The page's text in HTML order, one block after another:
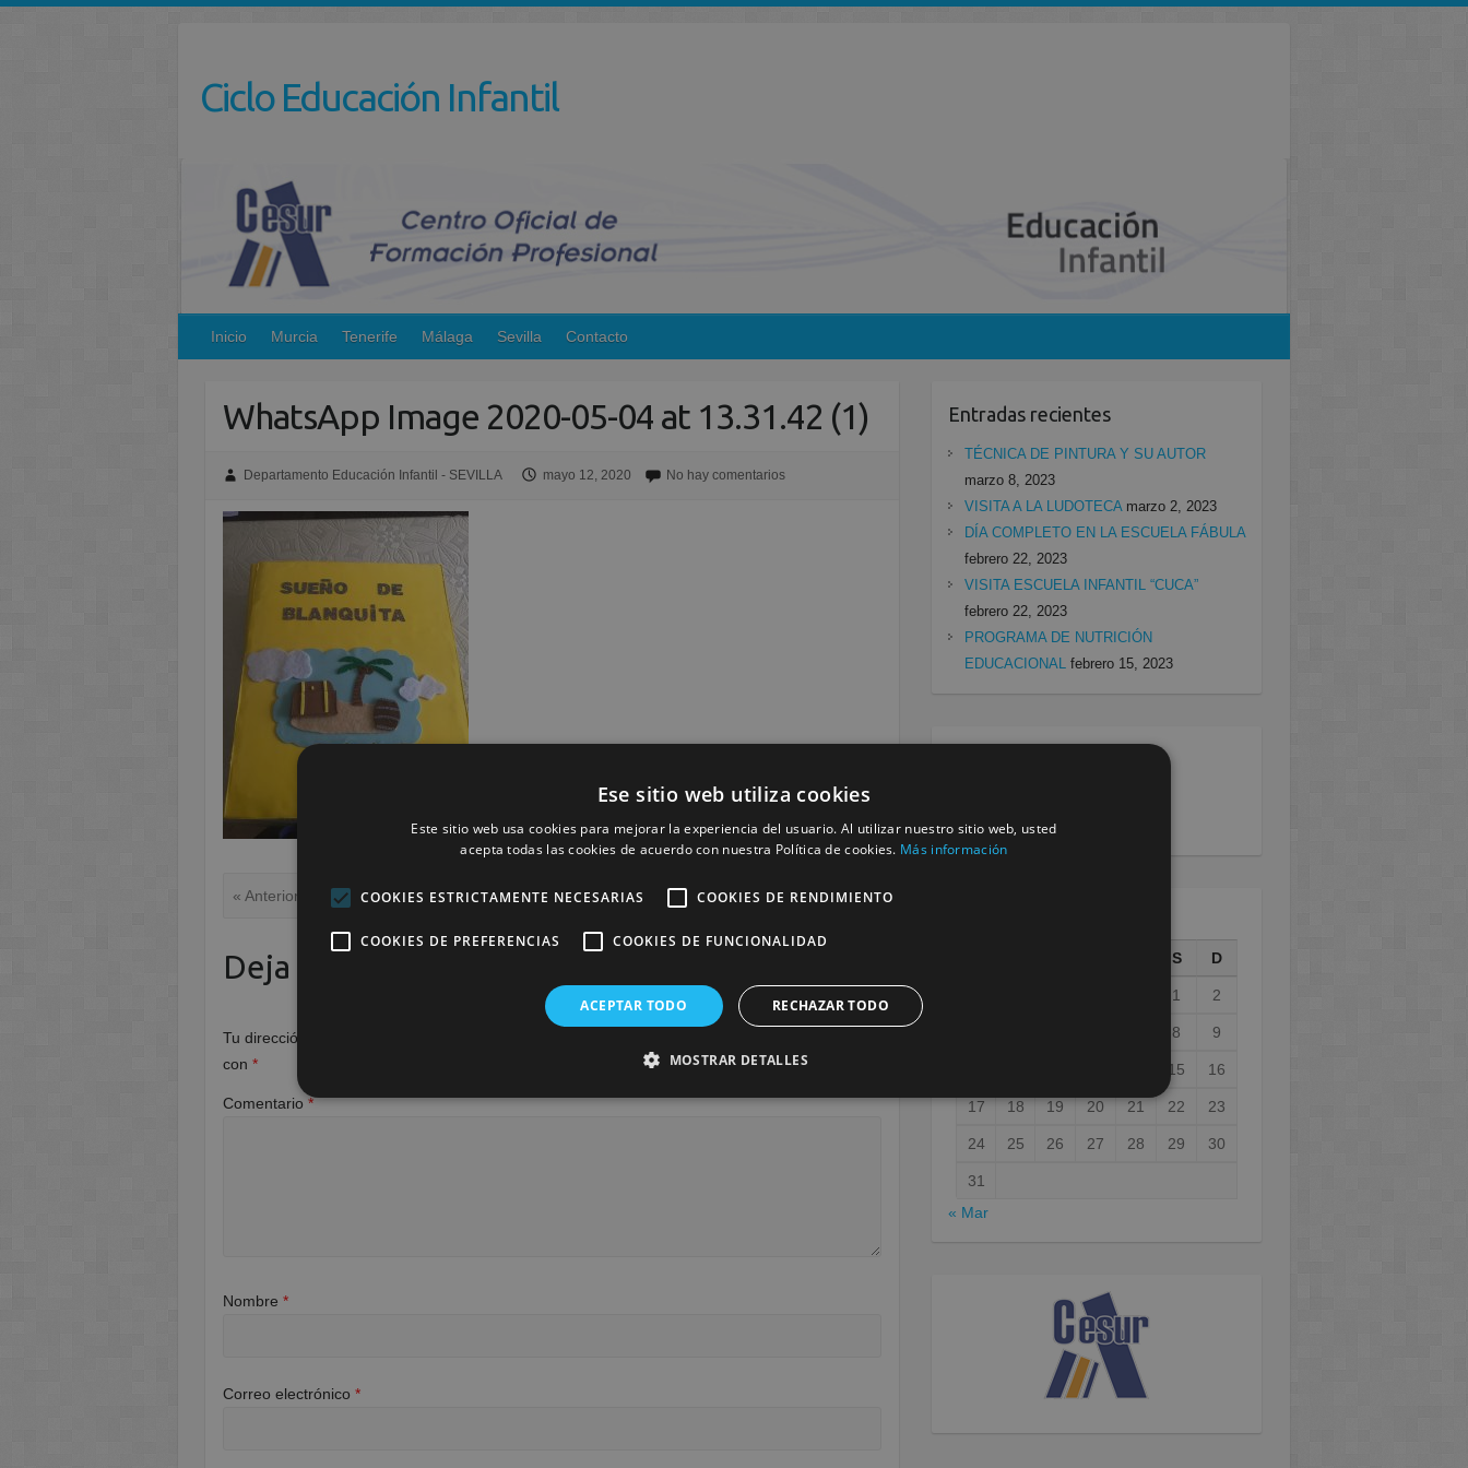
Ciclo Educación Infantil
Inicio Murcia Tenerife Málaga Sevilla Contacto
WhatsApp Image 2020-05-04 at 13.31.42 (1)
Departamento Educación Infantil - SEVILLA mayo 12, 2020 No hay comentarios
« Anterior Siguiente »
Deja una respuesta
Tu dirección de correo electrónico no será publicada.
con*
Comentario*
Nombre*
Correo electrónico*
Entradas recientes
TÉCNICA DE PINTURA Y SU AUTOR
marzo 8, 2023
VISITA A LA LUDOTECA marzo 2, 2023
DÍA COMPLETO EN LA ESCUELA FÁBULA
febrero 22, 2023
VISITA ESCUELA INFANTIL “CUCA”
febrero 22, 2023
PROGRAMA DE NUTRICIÓN
EDUCACIONAL febrero 15, 2023
Sevilla(199)
S D
1 2
8 9
15 16
17 18 19 20 21 22 23
24 25 26 27 28 29 30
31
« Mar
Ese sitio web utiliza cookies
Este sitio web usa cookies para mejorar la experiencia del usuario. Al utilizar nuestro sitio web, usted
acepta todas las cookies de acuerdo con nuestra Política de cookies. Más información
COOKIES ESTRICTAMENTE NECESARIAS COOKIES DE RENDIMIENTO
COOKIES DE PREFERENCIAS COOKIES DE FUNCIONALIDAD
ACEPTAR TODO RECHAZAR TODO
MOSTRAR DETALLES